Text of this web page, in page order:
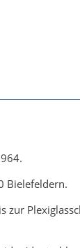
Bielefeldern.
zur